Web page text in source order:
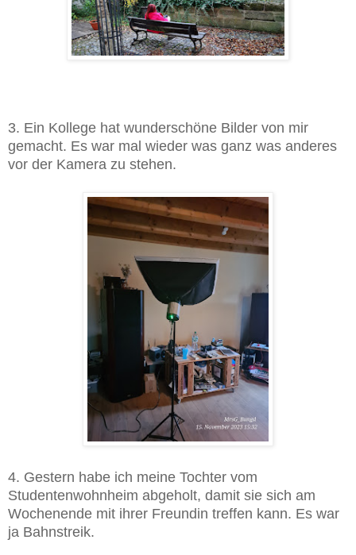
3. Ein Kollege hat wunderschöne Bilder von mir
gemacht. Es war mal wieder was ganz was anderes
vor der Kamera zu stehen.
4. Gestern habe ich meine Tochter vom
Studentenwohnheim abgeholt, damit sie sich am
Wochenende mit ihrer Freundin treffen kann. Es war
ja Bahnstreik.